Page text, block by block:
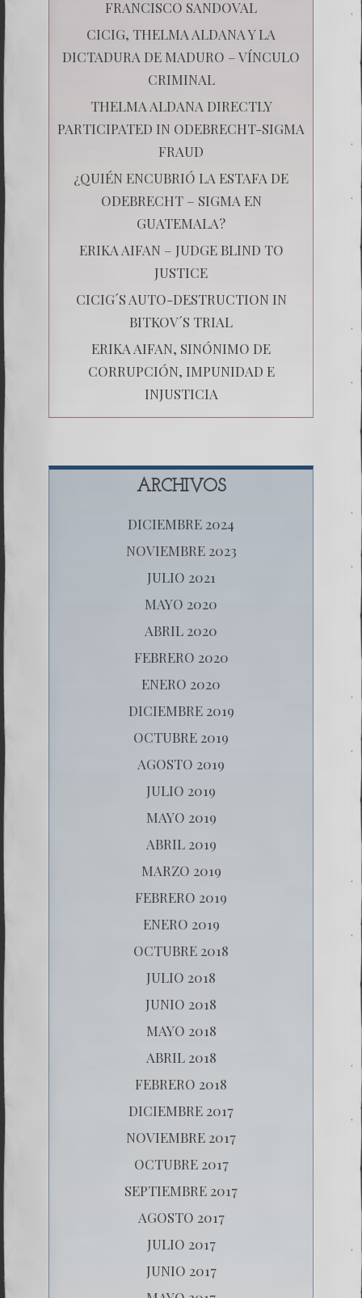
FRANCISCO SANDOVAL
CICIG, THELMA ALDANA Y LA
DICTADURA DE MADURO – VÍNCULO
CRIMINAL
THELMA ALDANA DIRECTLY
PARTICIPATED IN ODEBRECHT-SIGMA
FRAUD
¿QUIÉN ENCUBRIÓ LA ESTAFA DE
ODEBRECHT – SIGMA EN
GUATEMALA?
ERIKA AIFAN – JUDGE BLIND TO
JUSTICE
CICIG´S AUTO-DESTRUCTION IN
BITKOV´S TRIAL
ERIKA AIFAN, SINÓNIMO DE
CORRUPCIÓN, IMPUNIDAD E
INJUSTICIA
ARCHIVOS
DICIEMBRE 2024
NOVIEMBRE 2023
JULIO 2021
MAYO 2020
ABRIL 2020
FEBRERO 2020
ENERO 2020
DICIEMBRE 2019
OCTUBRE 2019
AGOSTO 2019
JULIO 2019
MAYO 2019
ABRIL 2019
MARZO 2019
FEBRERO 2019
ENERO 2019
OCTUBRE 2018
JULIO 2018
JUNIO 2018
MAYO 2018
ABRIL 2018
FEBRERO 2018
DICIEMBRE 2017
NOVIEMBRE 2017
OCTUBRE 2017
SEPTIEMBRE 2017
AGOSTO 2017
JULIO 2017
JUNIO 2017